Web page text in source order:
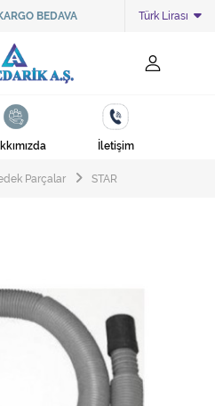
BEDAVA Türk Lirası
İletişim
Parçalar STAR